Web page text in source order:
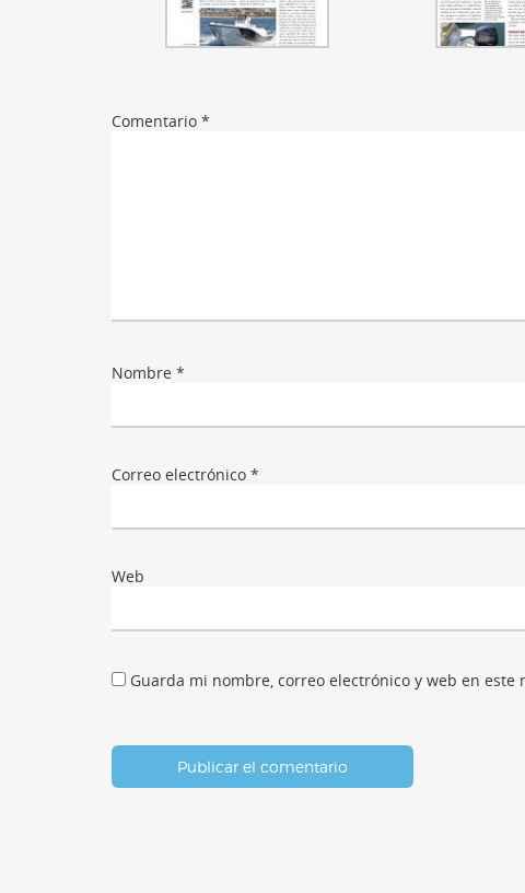
Comentario *
Nombre *
Correo electrónico *
Web
Guarda mi nombre, correo electrónico y web en este